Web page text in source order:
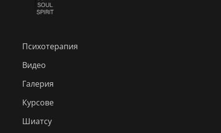
Психотерапия
Видео
Галерия
Курсове
Шиатсу